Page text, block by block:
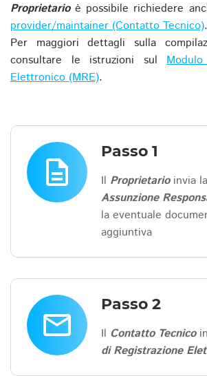
Proprietarioè possibile richiedere
provider/maintainer (Contatto Tecnico).
Per maggiori dettagli sulla
consultare le istruzioni sul
Elettronico (MRE).
description
Passo 1
Il Proprietarioinvia la
Assunzione
la eventuale
aggiuntiva
email
Passo 2
Il Contatto Tecnico
di Registrazione